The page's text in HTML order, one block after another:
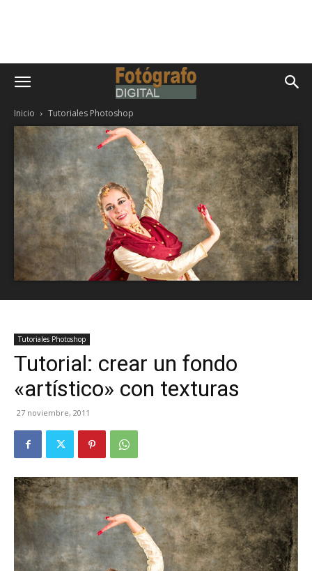
Inicio Tutoriales Photoshop
Tutoriales Photoshop
Tutorial: crear un fondo
«artístico» con texturas
27 noviembre, 2011